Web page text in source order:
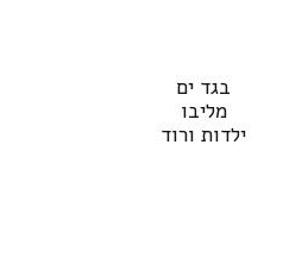
למוצר
מספר
בגד ים
מליבו
ילדות ורוד